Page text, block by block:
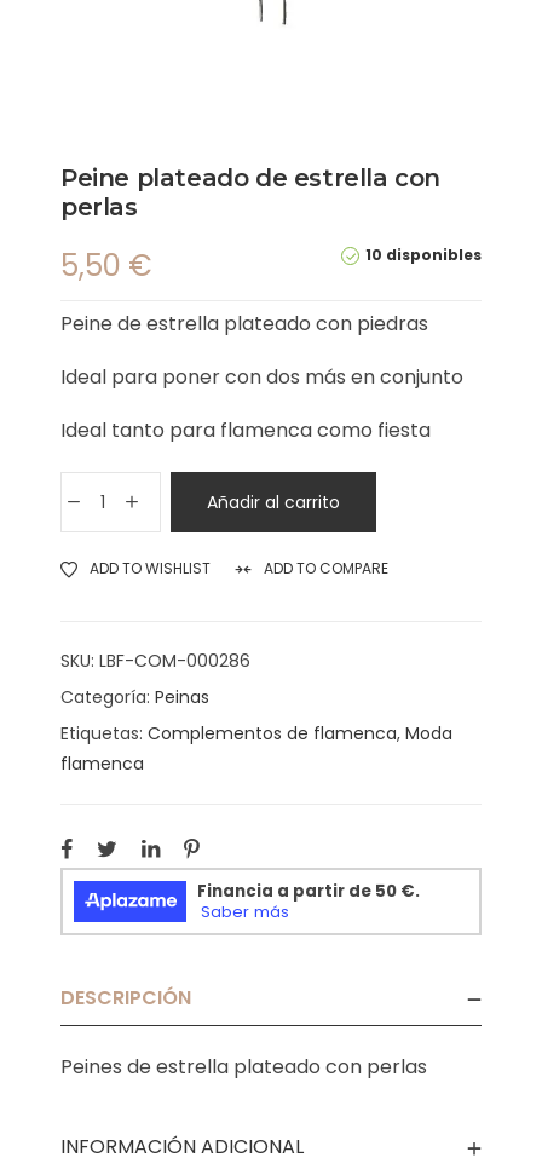
Peine plateado de estrella con
perlas
10 disponibles
5,50 €
Peine de estrella plateado con piedras
Ideal para poner con dos más en conjunto
Ideal tanto para flamenca como fiesta
Añadir al carrito
ADD TO WISHLIST ADD TO COMPARE
SKU: LBF-COM-000286
Categoría: Peinas
Etiquetas: Complementos de flamenca, Moda
flamenca
DESCRIPCIÓN
Peines de estrella plateado con perlas
INFORMACIÓN ADICIONAL